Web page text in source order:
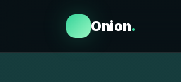
Onion.